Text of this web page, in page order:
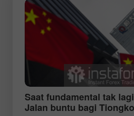
Saat fundamental tak
Jalan buntu bagi